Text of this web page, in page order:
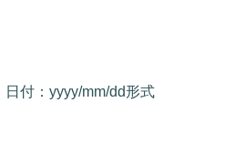
付：yyyy/mm/dd形式